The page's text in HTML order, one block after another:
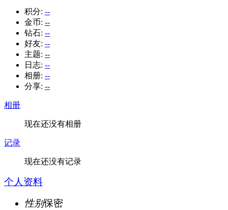
积分: --
金币: --
钻石: --
好友: --
主题: --
日志: --
相册: --
分享: --
相册
现在还没有相册
记录
现在还没有记录
个人资料
性别保密